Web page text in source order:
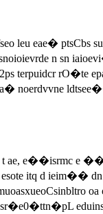
leu eae�
n sn
terpuidcr rO�te
noerdvvne
t ae, e��isrmc e
itq d ieim�� dn
oa